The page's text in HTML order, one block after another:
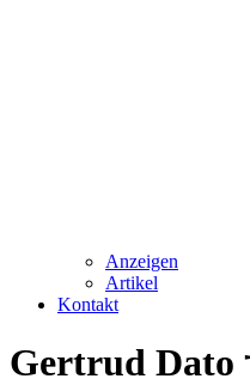
Anzeigen
Artikel
Kontakt
Gertrud Dato